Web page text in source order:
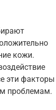
кожи.
эти факторы
проблемам.